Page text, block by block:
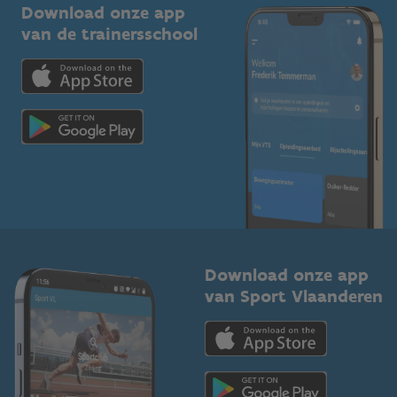
Bedrijven
Trainers en begeleiders
Topsporters
Kennisplatform
Downloads
Voor de pers
Download onze app
van de trainersschool
Download onze app
van Sport Vlaanderen